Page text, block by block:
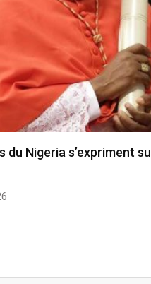
Nigeria s’expriment sur la